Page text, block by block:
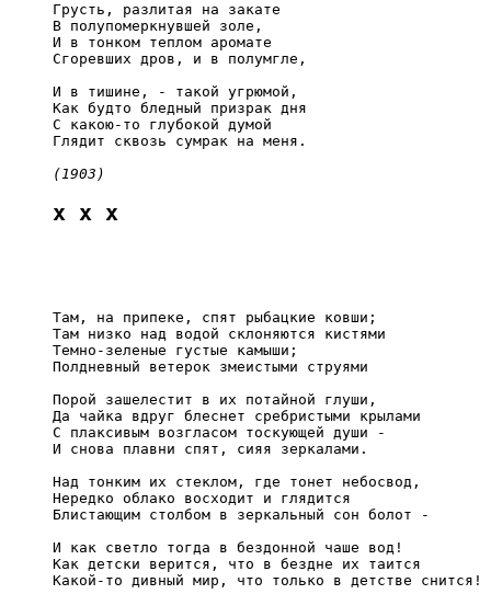
     Грусть, разлитая на закате
     В полупомеркнувшей золе,
     И в тонком теплом аромате
     Сгоревших дров, и в полумгле,
     И в тишине, - такой угрюмой,
     Как будто бледный призрак дня
     С какою-то глубокой думой
     Глядит сквозь сумрак на меня.
(1903)
x x x
     Там, на припеке, спят рыбацкие ковши;
     Там низко над водой склоняются кистями
     Темно-зеленые густые камыши;
     Полдневный ветерок змеистыми струями
     Порой зашелестит в их потайной глуши,
     Да чайка вдруг блеснет сребристыми крылами
     С плаксивым возгласом тоскующей души -
     И снова плавни спят, сияя зеркалами.
     Над тонким их стеклом, где тонет небосвод,
     Нередко облако восходит и глядится
     Блистающим столбом в зеркальный сон болот -
     И как светло тогда в бездонной чаше вод!
     Как детски верится, что в бездне их таится
     Какой-то дивный мир, что только в детстве снится!